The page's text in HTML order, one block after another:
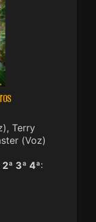
Terry
(Voz)
3ª 4ª: